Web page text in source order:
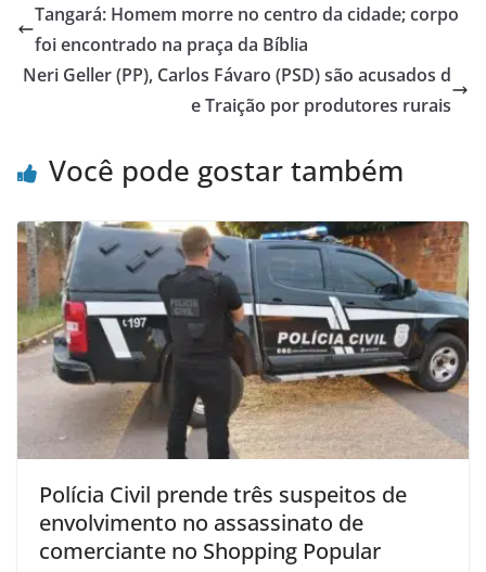
Tangará: Homem morre no centro da cidade; corpo
foi encontrado na praça da Bíblia
Neri Geller (PP), Carlos Fávaro (PSD) são acusados d
e Traição por produtores rurais
Você pode gostar também
Polícia Civil prende três suspeitos de
envolvimento no assassinato de
comerciante no Shopping Popular